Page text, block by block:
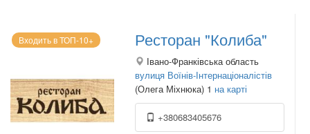
Входить в ТОП-10+ Ресторан "Колиба"
Івано-Франківська область
вулиця Воїнів-Інтернаціоналістів
(Олега Міхнюка) 1 на карті
+380683405676